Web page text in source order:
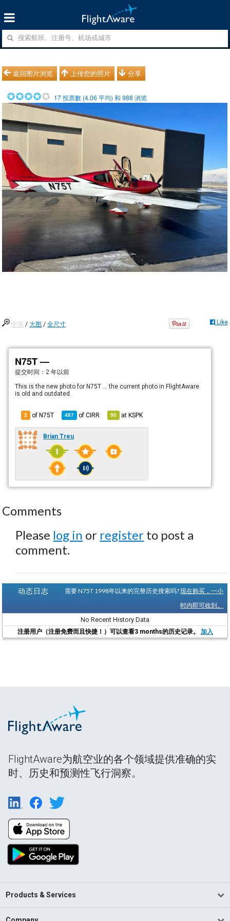
返回图片浏览 上传您的照片 分享
17投票數 (4.06 平均) 和988 浏览
中等 /大图 /全尺寸 Like
N75T —
提交时间： 2 年以前
This is the new photo for N75T ... the current photo in FlightAware
is old and outdated.
2 of N75T 487 ofCIRR 95 atKSPK
Brian Treu
Comments
Please log in or register to post a
comment.
动态日志 需要 N75T 1998年以来的完整历史搜索吗?现在购买，一小
时内即可收到。
No Recent History Data
注册用户（注册免费而且快捷！）可以查看3 months的历史记录。 加入
FlightAware为航空业的各个领域提供准确的实
时、历史和预测性飞行洞察。
Products & Services